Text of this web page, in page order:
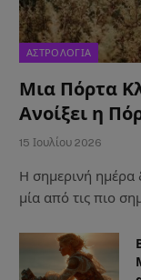
ΑΣΤΡΟΛΟΓΙΑ
Μια Πόρτα
Ανοίξει η
15 Ιουλίου 2026
Η σημερινή ημέρα
μία από τις πιο